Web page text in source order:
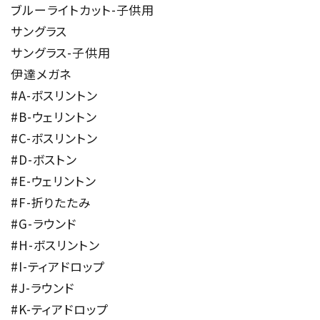
ブルーライトカット-子供用
サングラス
サングラス-子供用
伊達メガネ
#A-ボスリントン
#B-ウェリントン
#C-ボスリントン
#D-ボストン
#E-ウェリントン
#F-折りたたみ
#G-ラウンド
#H-ボスリントン
#I-ティアドロップ
#J-ラウンド
#K-ティアドロップ